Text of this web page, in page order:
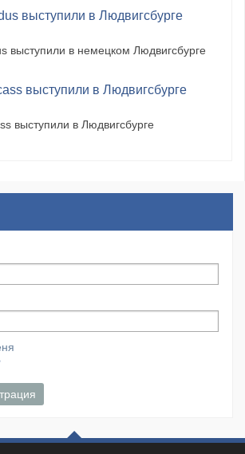
выступили в Людвигсбурге
выступили в немецком Людвигсбурге
выступили в Людвигсбурге
выступили в Людвигсбурге